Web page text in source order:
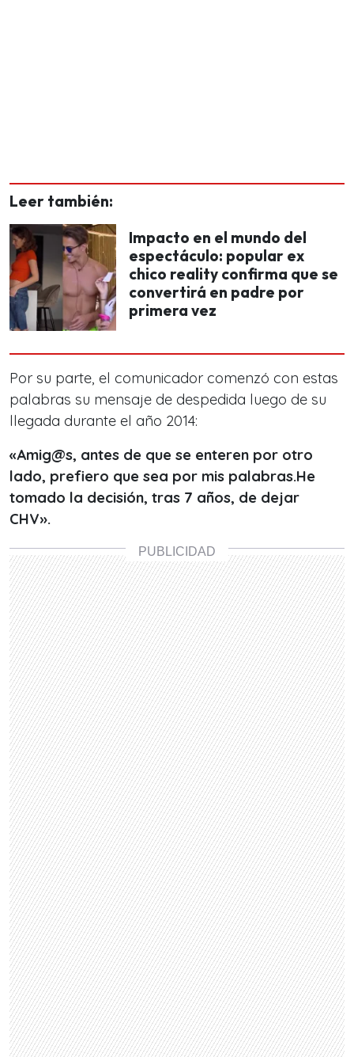
Leer también:
Impacto en el mundo del
espectáculo: popular ex
chico reality confirma que se
convertirá en padre por
primera vez
Por su parte, el comunicador comenzó con estas
palabras su mensaje de despedida luego de su
llegada durante el año 2014:
«Amig@s, antes de que se enteren por otro
lado, prefiero que sea por mis palabras.He
tomado la decisión, tras 7 años, de dejar
CHV».